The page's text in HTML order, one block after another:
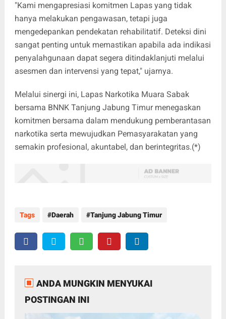
"Kami mengapresiasi komitmen Lapas yang tidak
hanya melakukan pengawasan, tetapi juga
mengedepankan pendekatan rehabilitatif. Deteksi dini
sangat penting untuk memastikan apabila ada indikasi
penyalahgunaan dapat segera ditindaklanjuti melalui
asesmen dan intervensi yang tepat," ujarnya.
Melalui sinergi ini, Lapas Narkotika Muara Sabak
bersama BNNK Tanjung Jabung Timur menegaskan
komitmen bersama dalam mendukung pemberantasan
narkotika serta mewujudkan Pemasyarakatan yang
semakin profesional, akuntabel, dan berintegritas.(*)
Tags Daerah Tanjung Jabung Timur
ANDA MUNGKIN MENYUKAI
POSTINGAN INI